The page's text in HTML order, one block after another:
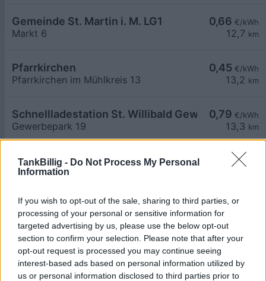
TankBillig - Do Not Process My Personal
Information
If you wish to opt-out of the sale, sharing to third parties, or
processing of your personal or sensitive information for
targeted advertising by us, please use the below opt-out
section to confirm your selection. Please note that after your
opt-out request is processed you may continue seeing
interest-based ads based on personal information utilized by
us or personal information disclosed to third parties prior to
0,66 €/kWh
12,7 km
Gemeinde St. Martin i. M. LG1
Markt 6
0,45 €/kWh
13,2 km
Pfarrkirchen
Pfarrkirchen im Mühlkreis 13
0,79 €/kWh
13,3 km
Schnellladestation St. Willibald Gewerbepark
Gewerbepark 19
€/kWh
Gasthof-Pension Luger Station 2 rechts
Kramesau 4
0,44
Ladestation SLC 01
Veldner Straße 53
0,44
13,5
Ladestation SLC 02
Veldner Straße 53